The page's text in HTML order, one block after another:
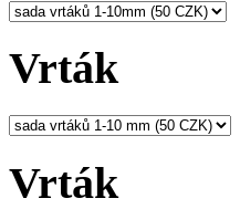
Vrták
Vrták